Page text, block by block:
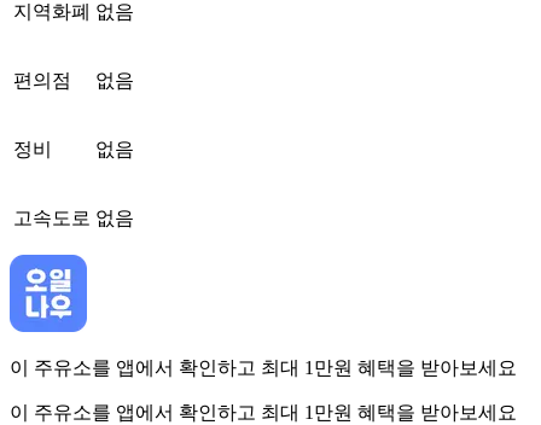
지역화폐 없음
편의점 없음
정비 없음
고속도로 없음
이 주유소를 앱에서 확인하고 최대 1만원 혜택을 받아보세요
이 주유소를 앱에서 확인하고 최대 1만원 혜택을 받아보세요